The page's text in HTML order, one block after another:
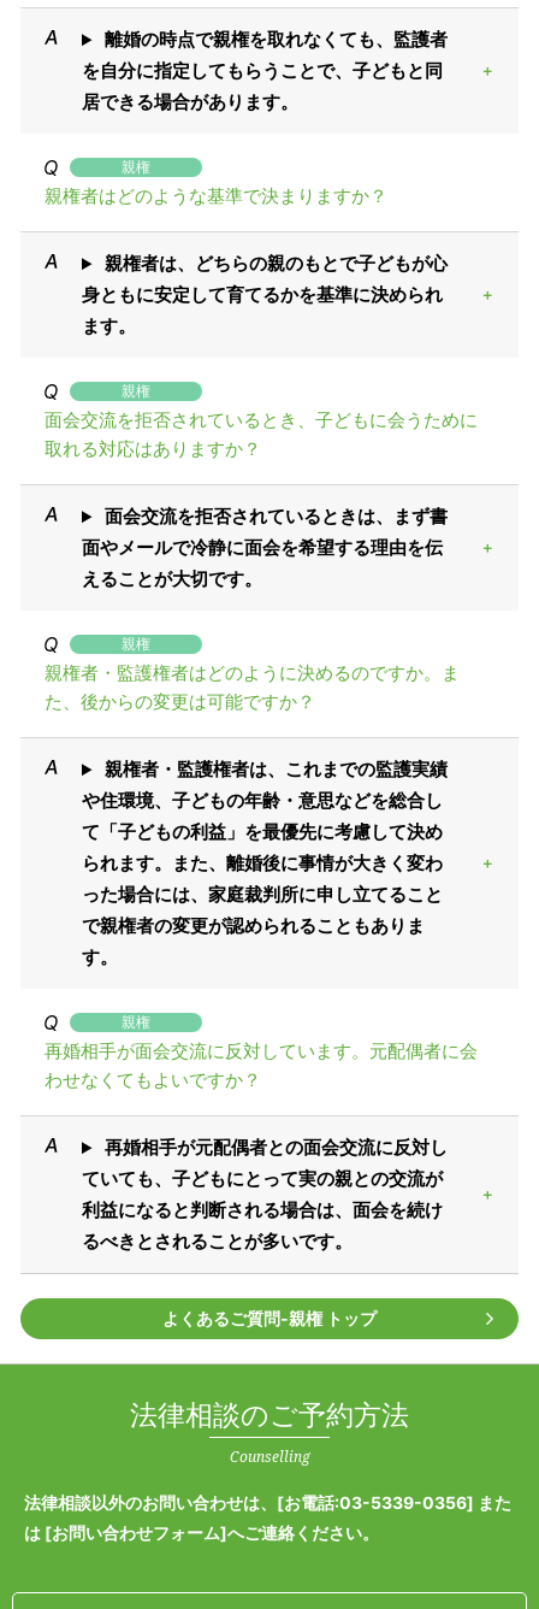
離婚の時点で親権を取れなくても、監護者
を自分に指定してもらうことで、子どもと同
居できる場合があります。
親権
親権者はどのような基準で決まりますか？
親権者は、どちらの親のもとで子どもが心
身ともに安定して育てるかを基準に決められ
ます。
親権
面会交流を拒否されているとき、子どもに会うために
取れる対応はありますか？
面会交流を拒否されているときは、まず書
面やメールで冷静に面会を希望する理由を伝
えることが大切です。
親権
親権者・監護権者はどのように決めるのですか。ま
た、後からの変更は可能ですか？
親権者・監護権者は、これまでの監護実績
や住環境、子どもの年齢・意思などを総合し
て「子どもの利益」を最優先に考慮して決め
られます。また、離婚後に事情が大きく変わ
った場合には、家庭裁判所に申し立てること
で親権者の変更が認められることもありま
す。
親権
再婚相手が面会交流に反対しています。元配偶者に会
わせなくてもよいですか？
再婚相手が元配偶者との面会交流に反対し
ていても、子どもにとって実の親との交流が
利益になると判断される場合は、面会を続け
るべきとされることが多いです。
よくあるご質問‐親権 トップ
法律相談のご予約方法
Counselling
法律相談以外のお問い合わせは、[お電話:03-5339-0356] また
は [お問い合わせフォーム]へご連絡ください。